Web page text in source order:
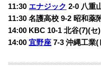
11:30 エナジック 2-0 八重
11:30 名護高校 9-2 昭和薬
14:00 KBC 10-1北谷(7)(セ)
14:00宜野座 7-3沖縄工業(